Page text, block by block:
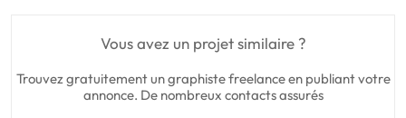
Vous avez un projet similaire ?
Trouvez gratuitement un graphiste freelance en publiant votre
annonce. De nombreux contacts assurés